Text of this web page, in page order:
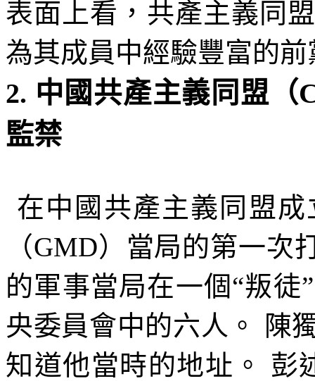
表面上看，共產主義同
為其成員中經驗豐富的
2. 中國共產主義同盟（
監禁
在中國共產主義同盟
（GMD）當局的第一次
的軍事當局在一個“叛徒”
央委員會中的六人。
陳
知道他當時的地址。
彭